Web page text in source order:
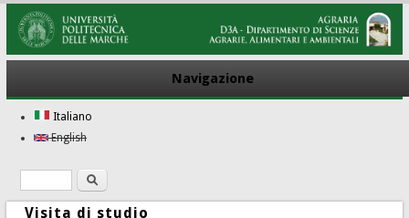
Navigazione
Italiano
English
Form di ricerca
Ricerca
Visita di studio